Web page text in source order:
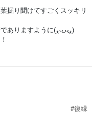
掘り聞けてすごくスッキリ
ありますように(⁎ᴗ͈ˬᴗ͈⁎)
#復縁